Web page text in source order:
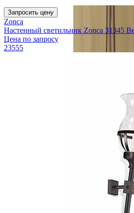
Запросить цену
Zonca
Настенный светильник Zonca 31345
Цена по запросу
23555